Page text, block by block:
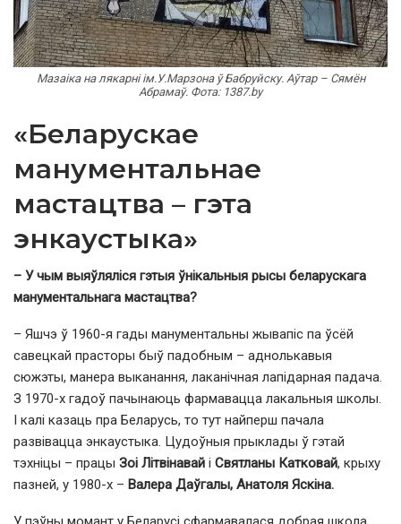
Мазаіка на лякарні ім.У.Марзона ў Бабруйску. Аўтар – Сямён
Абрамаў. Фота: 1387.by
«Беларускае
манументальнае
мастацтва – гэта
энкаустыка»
– У чым выяўляліся гэтыя ўнікальныя рысы беларускага
манументальнага мастацтва?
– Яшчэ ў 1960-я гады манументальны жывапіс па ўсёй
савецкай прасторы быў падобным – аднолькавыя
сюжэты, манера выканання, лаканічная лапідарная падача.
З 1970-х гадоў пачынаюць фармавацца лакальныя школы.
І калі казаць пра Беларусь, то тут найперш пачала
развівацца энкаустыка. Цудоўныя прыклады ў гэтай
тэхніцы – працы Зоі Літвінавай і Святланы Катковай, крыху
пазней, у 1980-х – Валера Даўгалы, Анатоля Яскіна.